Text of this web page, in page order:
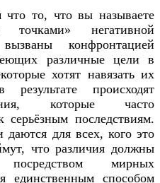
то, что вы называете
точками» негативной
конфронтацией
различные цели в
хотят навязать их
происходят
которые часто
серьёзным последствиям.
для всех, кого это
что различия должны
мирных
единственным способом